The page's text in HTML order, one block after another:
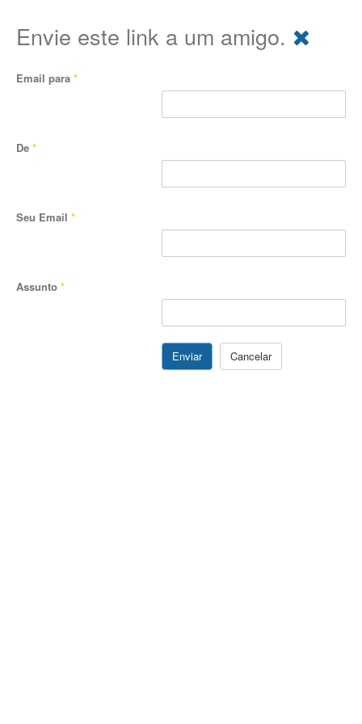
Envie este link a um amigo.
Email para *
De *
Seu Email *
Assunto *
Enviar Cancelar